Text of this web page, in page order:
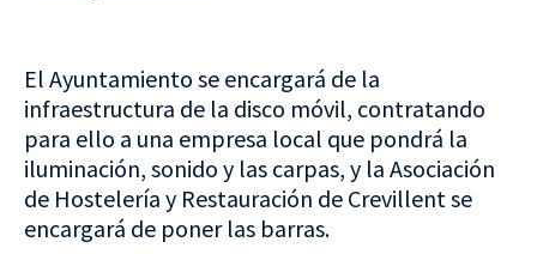
El Ayuntamiento se encargará de la
infraestructura de la disco móvil, contratando
para ello a una empresa local que pondrá la
iluminación, sonido y las carpas, y la Asociación
de Hostelería y Restauración de Crevillent se
encargará de poner las barras.